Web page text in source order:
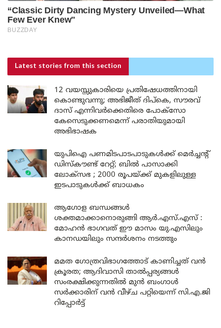
Latest stories from this section
12 വയസ്സുകാരിയെ പ്രതിഷേധത്തിനായി
കൊണ്ടുവന്നു; അഭിജീത് ദിപ്കെ, സൗരവ്
ദാസ് എന്നിവർക്കെതിരെ പോക്സോ
കേസെടുക്കണമെന്ന് പരാതിയുമായി
അഭിഭാഷക
യുപിഐ പണമിടപാടപാടുകൾക്ക് മെർച്ചന്റ്
ഡിസ്കൗണ്ട് റേറ്റ്; ബിൽ പാസാക്കി
ലോക്സഭ ; 2000 രൂപയ്ക്ക് മുകളിലുള്ള
ഇടപാടുകൾക്ക് ബാധകം
ആഗോള ബന്ധങ്ങൾ
ശക്തമാക്കാനൊരുങ്ങി ആർ.എസ്.എസ് :
മോഹൻ ഭാഗവത് ഈ മാസം യു.എസിലും
കാനഡയിലും സന്ദർശനം നടത്തും
മമത ഗോത്രവിഭാഗത്തോട് കാണിച്ചത് വൻ
ക്രൂരത; ആദിവാസി താൽപ്പര്യങ്ങൾ
സംരക്ഷിക്കുന്നതിൽ മുൻ ബംഗാൾ
സർക്കാരിന് വൻ വീഴ്ച പറ്റിയെന്ന് സി.എ.ജി
റിപ്പോർട്ട്